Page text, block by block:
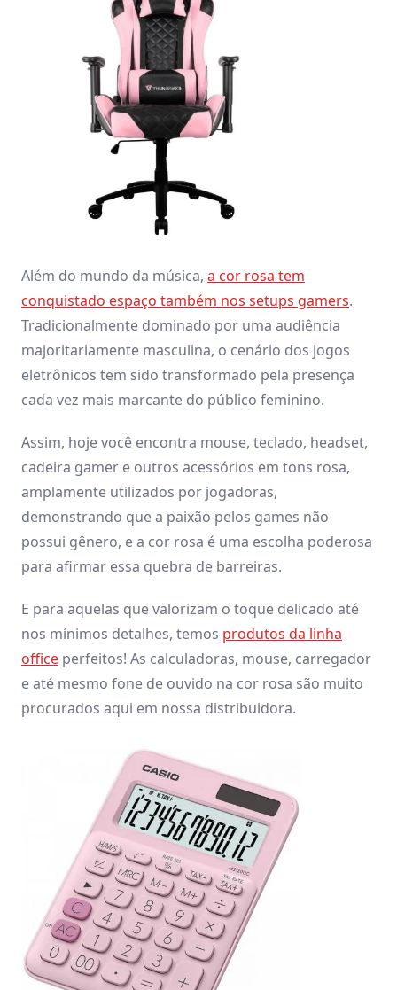
Além do mundo da música, a cor rosa tem
conquistado espaço também nos setups gamers.
Tradicionalmente dominado por uma audiência
majoritariamente masculina, o cenário dos jogos
eletrônicos tem sido transformado pela presença
cada vez mais marcante do público feminino.
Assim, hoje você encontra mouse, teclado, headset,
cadeira gamer e outros acessórios em tons rosa,
amplamente utilizados por jogadoras,
demonstrando que a paixão pelos games não
possui gênero, e a cor rosa é uma escolha poderosa
para afirmar essa quebra de barreiras.
E para aquelas que valorizam o toque delicado até
nos mínimos detalhes, temos produtos da linha
office perfeitos! As calculadoras, mouse, carregador
e até mesmo fone de ouvido na cor rosa são muito
procurados aqui em nossa distribuidora.